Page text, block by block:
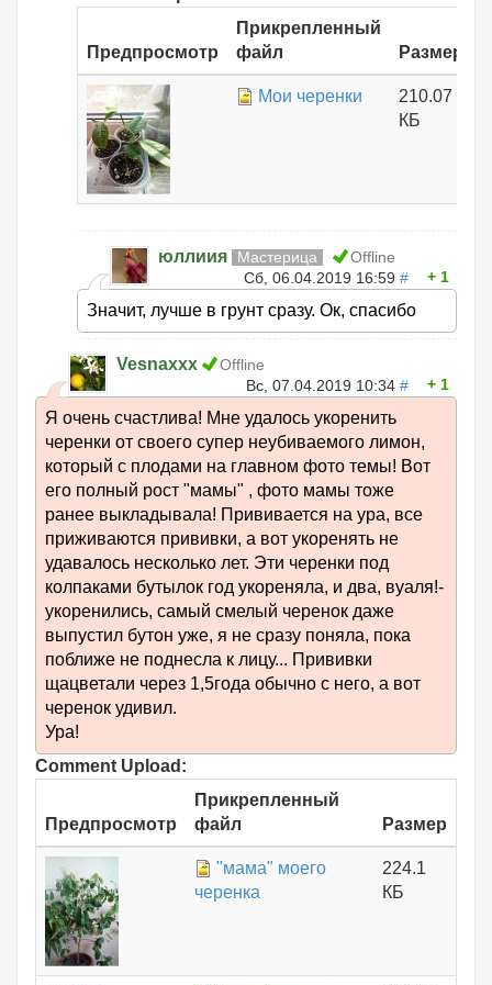
Предпросмотр
Прикрепленный
файл
Размер
Мои черенки
210.07
КБ
юллиия Мастерица
Offline
Сб, 06.04.2019 16:59 # 1
Значит, лучше в грунт сразу. Ок, спасибо
Vesnaxxx
Offline
Вс, 07.04.2019 10:34 # 1
Я очень счастлива! Мне удалось укоренить
черенки от своего супер неубиваемого лимон,
который с плодами на главном фото темы! Вот
его полный рост "мамы" , фото мамы тоже
ранее выкладывала! Прививается на ура, все
приживаются прививки, а вот укоренять не
удавалось несколько лет. Эти черенки под
колпаками бутылок год укореняла, и два, вуаля!-
укоренились, самый смелый черенок даже
выпустил бутон уже, я не сразу поняла, пока
поближе не поднесла к лицу... Прививки
щацветали через 1,5года обычно с него, а вот
черенок удивил.
Ура!
Comment Upload:
Предпросмотр
Прикрепленный
файл
Размер
"мама" моего
черенка
224.1
КБ